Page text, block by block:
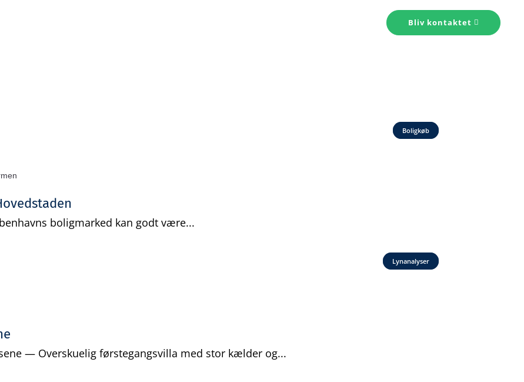
Bliv kontaktet
Boligkøb
boligmarked kan godt være...
Lynanalyser
— Overskuelig førstegangsvilla med stor kælder og...